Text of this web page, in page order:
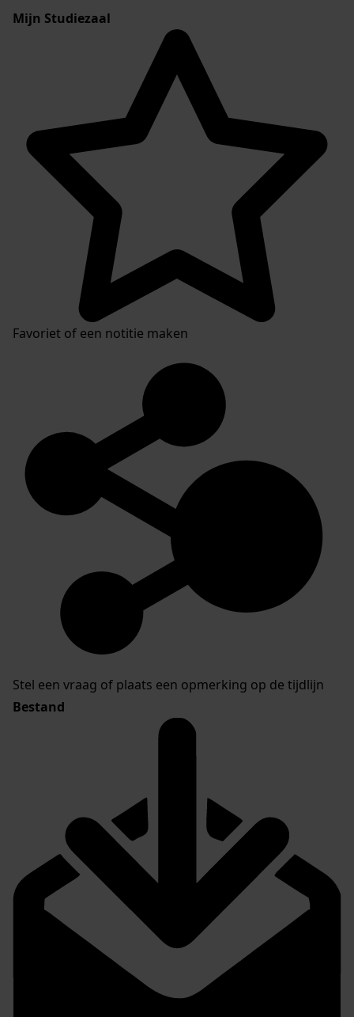
Mijn Studiezaal
Favoriet of een notitie maken
Stel een vraag of plaats een opmerking op de tijdlijn
Bestand